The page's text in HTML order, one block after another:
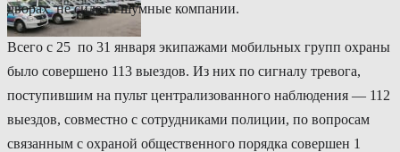
дворах не сидели шумные компании.
Всего с 25 по 31 января экипажами мобильных групп охраны
было совершено 113 выездов. Из них по сигналу тревога,
поступившим на пульт централизованного наблюдения — 112
выездов, совместно с сотрудниками полиции, по вопросам
связанным с охраной общественного порядка совершен 1